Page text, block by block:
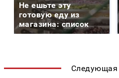
Не ешьте эту
готовую еду из
магазина: список
Следующая